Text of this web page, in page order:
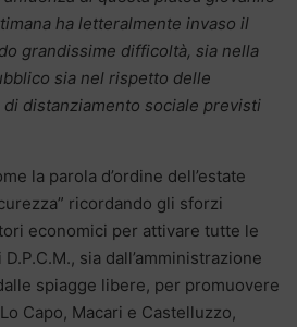
ha letteralmente invaso il
grandissime difficoltà, sia nella
sia nel rispetto delle
distanziamento sociale previsti
la parola d’ordine dell’estate
ricordando gli sforzi
economici per attivare tutte le
sia dall’amministrazione
spiagge libere, per promuovere
Capo, Macari e Castelluzzo,